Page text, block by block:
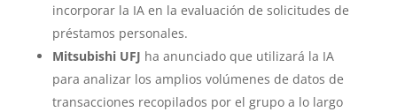
incorporar la IA en la evaluación de solicitudes de
préstamos personales.
Mitsubishi UFJ ha anunciado que utilizará la IA
para analizar los amplios volúmenes de datos de
transacciones recopilados por el grupo a lo largo